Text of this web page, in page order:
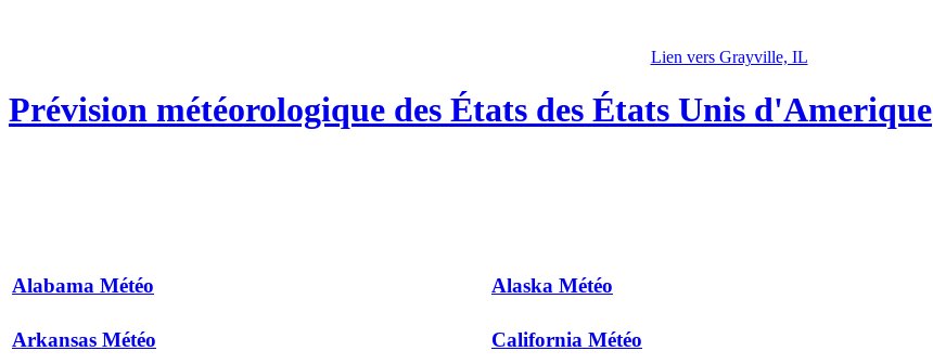
Lien vers Grayville, IL
Prévision météorologique des États des États Unis d'Amerique
Alabama Météo Alaska Météo
Arkansas Météo California Météo